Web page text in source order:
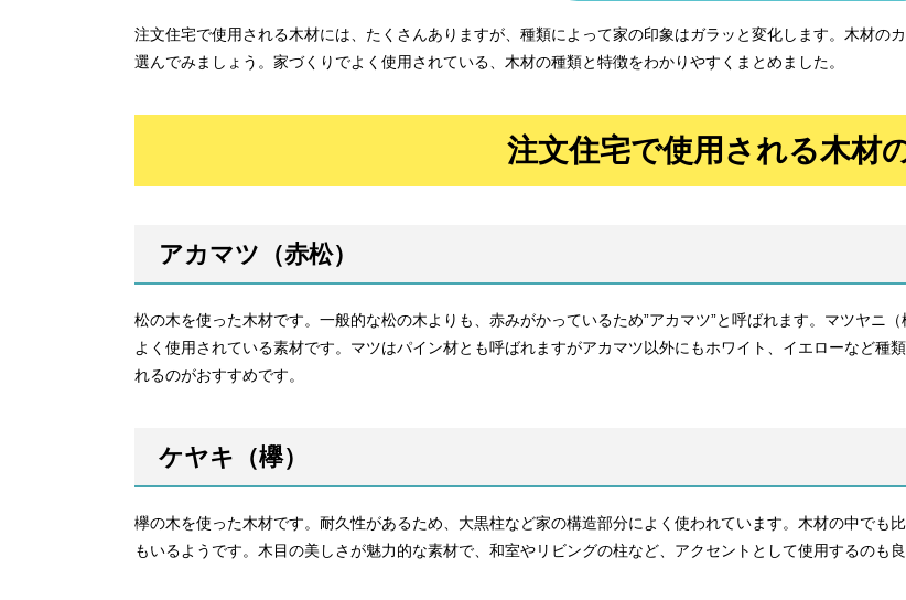
注文住宅で使用される木材の種類
注文住宅で使用される木材には、たくさんありますが、種類によって家の印象はガラッと変化します。木材の
選んでみましょう。家づくりでよく使用されている、木材の種類と特徴をわかりやすくまとめました。
注文住宅で使用される木材
アカマツ（赤松）
松の木を使った木材です。一般的な松の木よりも、赤みがかっているため”アカマツ”と呼ばれます。マツヤニ
よく使用されている素材です。マツはパイン材とも呼ばれますがアカマツ以外にもホワイト、イエローなど種
れるのがおすすめです。
ケヤキ（欅）
欅の木を使った木材です。耐久性があるため、大黒柱など家の構造部分によく使われています。木材の中でも
もいるようです。木目の美しさが魅力的な素材で、和室やリビングの柱など、アクセントとして使用するのも良